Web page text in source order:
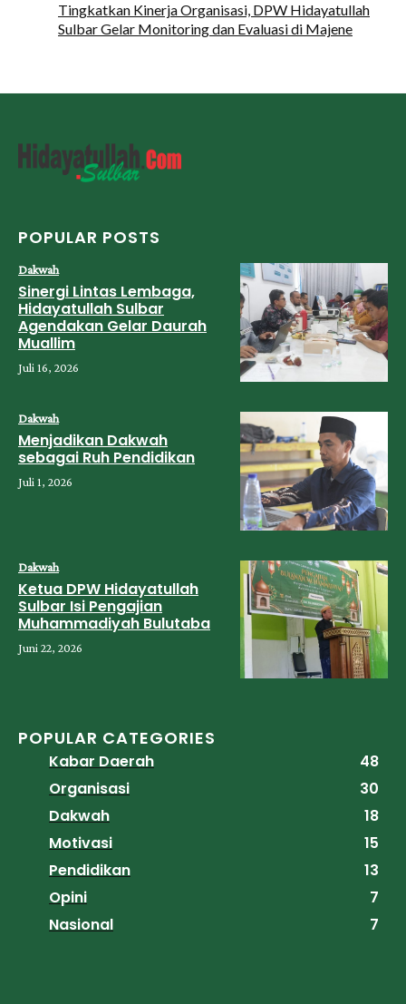
Tingkatkan Kinerja Organisasi, DPW Hidayatullah
Sulbar Gelar Monitoring dan Evaluasi di Majene
POPULAR POSTS
Dakwah
Sinergi Lintas Lembaga,
Hidayatullah Sulbar
Agendakan Gelar Daurah
Muallim
Juli 16, 2026
Dakwah
Menjadikan Dakwah
sebagai Ruh Pendidikan
Juli 1, 2026
Dakwah
Ketua DPW Hidayatullah
Sulbar Isi Pengajian
Muhammadiyah Bulutaba
Juni 22, 2026
POPULAR CATEGORIES
Kabar Daerah
48
Organisasi
30
Dakwah
18
Motivasi
15
Pendidikan
13
Opini
7
Nasional
7